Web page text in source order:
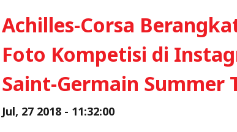
Achilles-Corsa
Foto Kompetisi di
Saint-Germain Summer
Jul, 27 2018 - 11:32:00